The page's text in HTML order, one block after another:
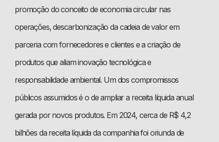
promoção do conceito de economia circular nas
operações, descarbonização da cadeia de valor em
parceria com fornecedores e clientes e a criação de
produtos que aliam inovação tecnológica e
responsabilidade ambiental. Um dos compromissos
públicos assumidos é o de ampliar a receita líquida anual
gerada por novos produtos. Em 2024, cerca de R$ 4,2
bilhões da receita líquida da companhia foi oriunda de